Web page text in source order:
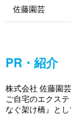
佐藤園芸
PR・紹介
株式会社 佐藤園芸
ご自宅のエクス
なぐ架け橋』と